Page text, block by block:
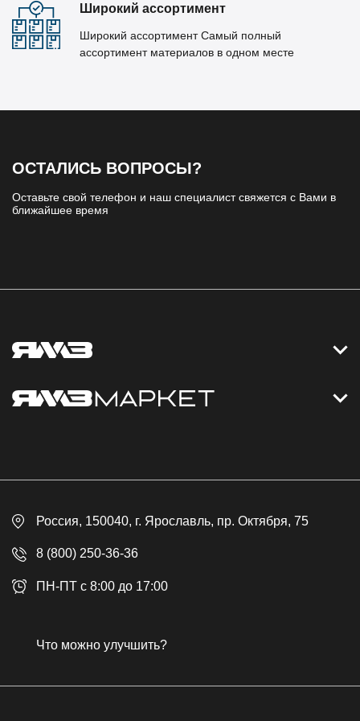
Широкий ассортимент
Широкий ассортимент Самый полный
ассортимент материалов в одном месте
ОСТАЛИСЬ ВОПРОСЫ?
Оставьте свой телефон и наш специалист свяжется с Вами в
ближайшее время
Контакты
Доставка
Контакты
Гарантия
Публичная оферта
Россия, 150040, г. Ярославль, пр. Октября, 75
8 (800) 250-36-36
ПН-ПТ с 8:00 до 17:00
Что можно улучшить?